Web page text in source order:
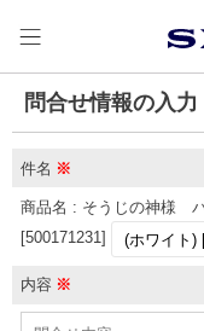
問合せ情報の入力
件名 ※
商品名 : そうじの神様 バ
[500171231]
内容 ※